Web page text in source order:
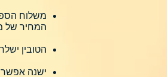
המחיר של
הטובין ישלחו
ישנה